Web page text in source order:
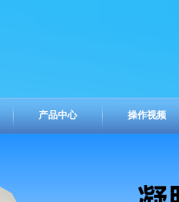
产品中心 操作视频